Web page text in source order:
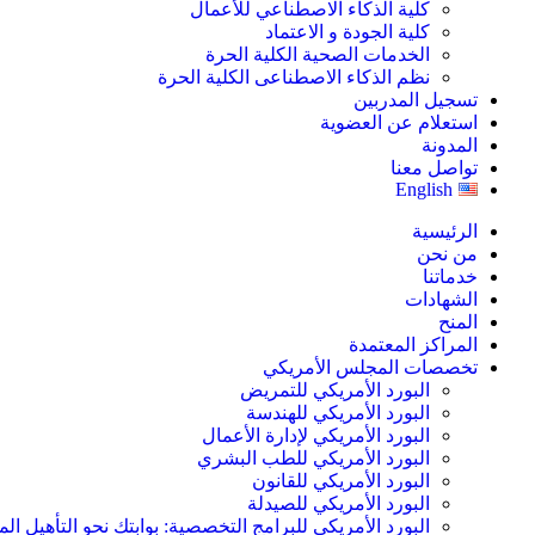
كلية الذكاء الاصطناعي للأعمال
كلية الجودة و الاعتماد
الخدمات الصحية الكلية الحرة
نظم الذكاء الاصطناعى الكلية الحرة
تسجيل المدربين
استعلام عن العضوية
المدونة
تواصل معنا
English
الرئيسية
من نحن
خدماتنا
الشهادات
المنح
المراكز المعتمدة
تخصصات المجلس الأمريكي
البورد الأمريكي للتمريض
البورد الأمريكي للهندسة
البورد الأمريكي لإدارة الأعمال
البورد الأمريكي للطب البشري
البورد الأمريكي للقانون
البورد الأمريكي للصيدلة
البورد الأمريكي للبرامج التخصصية: بوابتك نحو التأهيل